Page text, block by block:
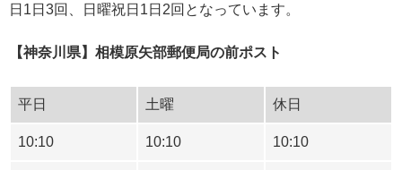
日1日3回、日曜祝日1日2回となっています。
【神奈川県】相模原矢部郵便局の前ポスト
平日 土曜 休日
10:10 10:10 10:10